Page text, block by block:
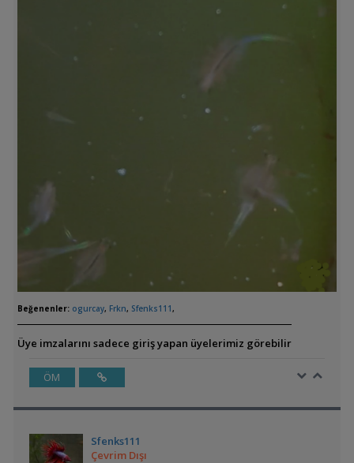
Beğenenler: ogurcay, Frkn, Sfenks111 ,
Üye imzalarını sadece giriş yapan üyelerimiz görebilir
ÖM
Sfenks111
Çevrim Dışı